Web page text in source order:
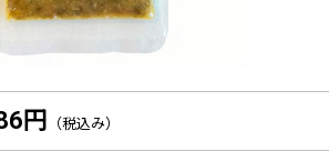
円 （税込み）